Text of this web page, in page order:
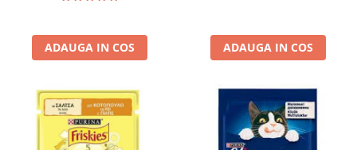
Covorase & Scutece
Solutii auriculare
Solutii dentare
Solutii oftalmice
Asternut igienic
Igiena pisici
Oferte
Recompense pisici
ADAUGA IN COS ADAUGA IN COS